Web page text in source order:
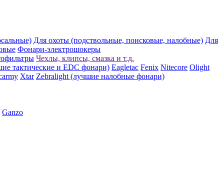
Для охоты (подствольные, поисковые, налобные) Для
Фонари-электрошокеры
Чехлы, клипсы, смазка и т.д.
тактические и EDC фонари) Eagletac Fenix Nitecore Olight
Xtar Zebralight (лучшие налобные фонари)
Ganzo